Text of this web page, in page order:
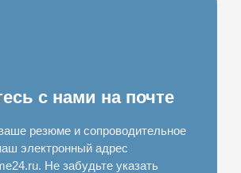
с нами на почте
резюме и сопроводительное
электронный адрес
Не забудьте указать